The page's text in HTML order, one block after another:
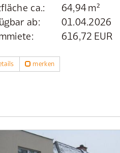
ca.:
64,94 m²
ab:
01.04.2026
616,72 EUR
merken